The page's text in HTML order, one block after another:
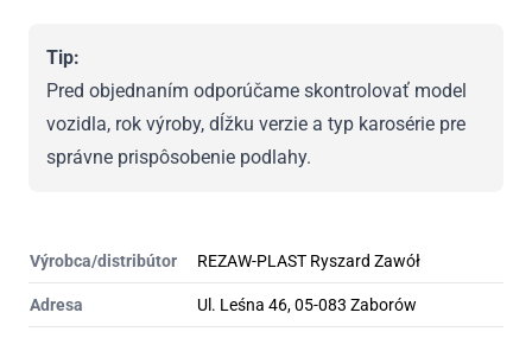
Tip:
Pred objednaním odporúčame skontrolovať model
vozidla, rok výroby, dĺžku verzie a typ karosérie pre
správne prispôsobenie podlahy.
Výrobca/distribútor REZAW-PLAST Ryszard Zawół
Adresa Ul. Leśna 46, 05-083 Zaborów